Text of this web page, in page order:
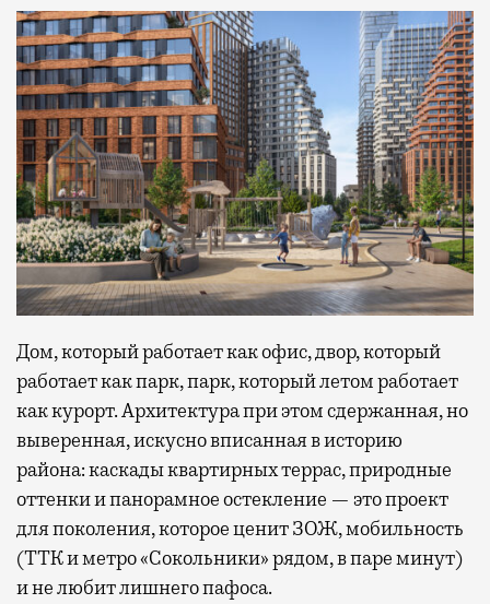
Дом, который работает как офис, двор, который
работает как парк, парк, который летом работает
как курорт. Архитектура при этом сдержанная, но
выверенная, искусно вписанная в историю
района: каскады квартирных террас, природные
оттенки и панорамное остекление — это проект
для поколения, которое ценит ЗОЖ, мобильность
(ТТК и метро «Сокольники» рядом, в паре минут)
и не любит лишнего пафоса.